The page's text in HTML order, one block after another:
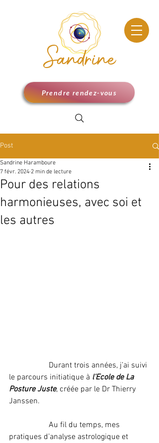
Sandrine
Prendre rendez-vous
Post
Pour des relations
harmonieuses, avec soi et
les autres
Sandrine Haramboure
7 févr. 2024 2 min de lecture
le parcours initiatique à l’Ecole de La
Posture Juste, créée par le Dr Thierry
Janssen.
pratiques d’analyse astrologique et